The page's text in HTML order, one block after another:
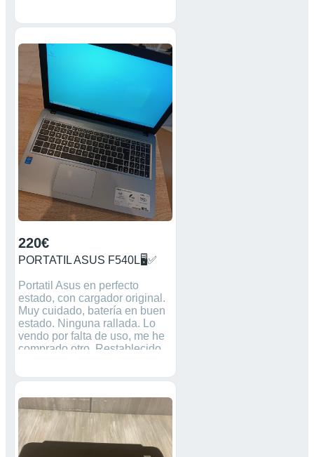
220€
PORTATIL ASUS F540L🖥️✅
Portatil Asus en perfecto
estado, con cargador original.
Muy cuidado, batería en buen
estado. Ninguna rallada. Lo
vendo por falta de uso, me he
comprado otro. Restablecido
instalado.